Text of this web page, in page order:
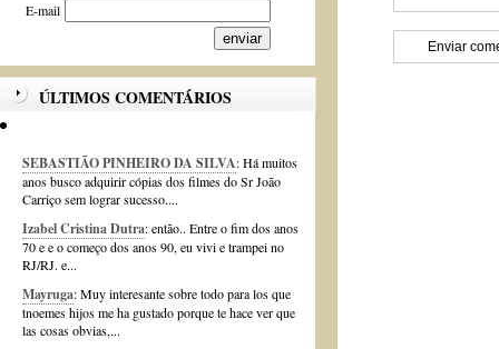
E-mail
ÚLTIMOS COMENTÁRIOS
SEBASTIÃO PINHEIRO DA SILVA: Há muitos
anos busco adquirir cópias dos filmes do Sr João
Carriço sem lograr sucesso....
Izabel Cristina Dutra: então.. Entre o fim dos anos
70 e e o começo dos anos 90, eu vivi e trampei no
RJ/RJ. e...
Mayruga: Muy interesante sobre todo para los que
tnoemes hijos me ha gustado porque te hace ver que
las cosas obvias,...